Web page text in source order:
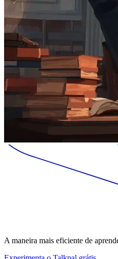
A maneira mais eficiente de